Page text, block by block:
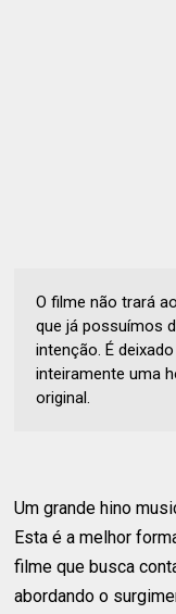
O filme não trará
que já possuímos
intenção. É
inteiramente uma
original.
Um grande hino
Esta é a melhor
filme que busca
abordando o